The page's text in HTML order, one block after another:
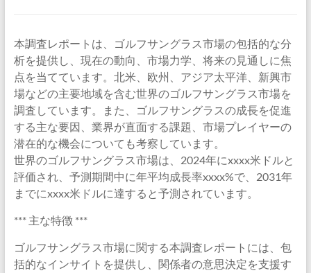
本調査レポートは、ゴルフサングラス市場の包括的な分
析を提供し、現在の動向、市場力学、将来の見通しに焦
点を当てています。北米、欧州、アジア太平洋、新興市
場などの主要地域を含む世界のゴルフサングラス市場を
調査しています。また、ゴルフサングラスの成長を促進
する主な要因、業界が直面する課題、市場プレイヤーの
潜在的な機会についても考察しています。
世界のゴルフサングラス市場は、2024年にxxxx米ドルと
評価され、予測期間中に年平均成長率xxxx%で、2031年
までにxxxx米ドルに達すると予測されています。
*** 主な特徴 ***
ゴルフサングラス市場に関する本調査レポートには、包
括的なインサイトを提供し、関係者の意思決定を支援す